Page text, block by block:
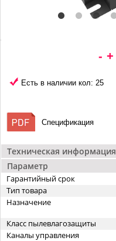
Техническая информация
Параметр
Гарантийный срок
Тип товара
Назначение
Класс пылевлагозащиты
Каналы управления
- +
Есть в наличии кол: 25
Спецификация